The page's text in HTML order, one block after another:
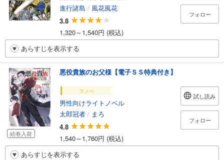
進行諸島 / 風花風花
3.8
1,320～1,540円 (税込)
フォロー
あらすじを表示する
続巻入荷
悪役貴族のお父様【電子ＳＳ特典付き】
ラノベ
男性向けライトノベル
太郎冠者 / まろ
4.8
1,540～1,760円 (税込)
試し読み
フォロー
あらすじを表示する